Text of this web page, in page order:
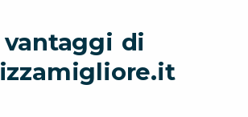
vantaggi di